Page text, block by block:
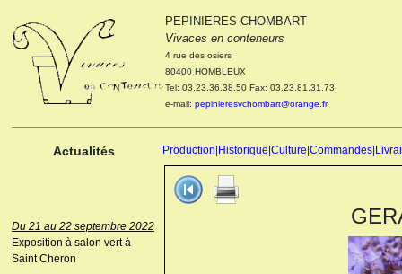
PEPINIERES CHOMBART
Vivaces en conteneurs
4 rue des osiers
80400 HOMBLEUX
Tel: 03.23.36.38.50 Fax: 03.23.81.31.73
e-mail: pepinieresvchombart@orange.fr
Actualités Production Historique Culture Commandes
Le 04 et 05 octobre 2022
Portes ouvertes de la
pépinière : Visite des
cultures, découverte des
nouveautés. Le rendez-vous
des passionnés Le mardi 04
Du 21 au 22 septembre 2022
Exposition à salon vert à
Saint Cheron